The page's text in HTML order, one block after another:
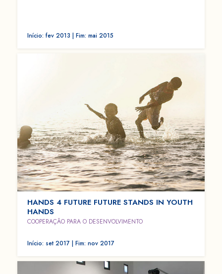
Início: fev 2013 | Fim: mai 2015
HANDS 4 FUTURE FUTURE STANDS IN YOUTH
HANDS
COOPERAÇÃO PARA O DESENVOLVIMENTO
Início: set 2017 | Fim: nov 2017